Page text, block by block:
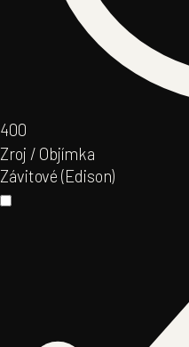
400
Zroj / Objímka
Závitové (Edison)